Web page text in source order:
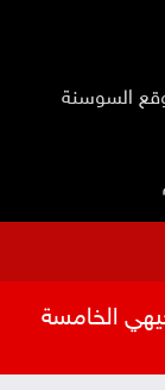
الخامسة